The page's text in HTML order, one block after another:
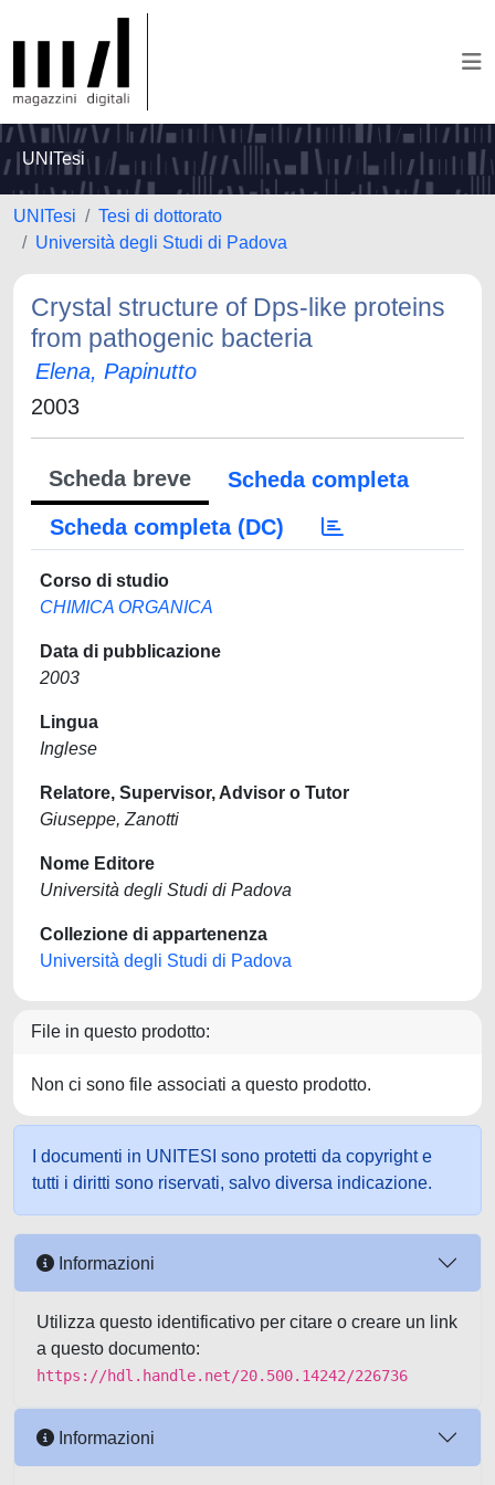
UNITesi
UNITesi
Tesi di dottorato
Università degli Studi di Padova
Crystal structure of Dps-like proteins
from pathogenic bacteria
Elena, Papinutto
2003
Scheda breve
Scheda completa
Scheda completa (DC)
Corso di studio
CHIMICA ORGANICA
Data di pubblicazione
2003
Lingua
Inglese
Relatore, Supervisor, Advisor o Tutor
Giuseppe, Zanotti
Nome Editore
Università degli Studi di Padova
Collezione di appartenenza
Università degli Studi di Padova
File in questo prodotto:
Non ci sono file associati a questo prodotto.
I documenti in UNITESI sono protetti da copyright e
tutti i diritti sono riservati, salvo diversa indicazione.
Informazioni
Utilizza questo identificativo per citare o creare un link
a questo documento:
https://hdl.handle.net/20.500.14242/226736
Informazioni